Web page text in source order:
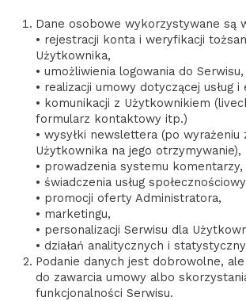
Dane osobowe wykorzystywane są
• rejestracji konta i weryfikacji
Użytkownika,
• umożliwienia logowania do Serwisu,
• realizacji umowy dotyczącej usług i
• komunikacji z Użytkownikiem
formularz kontaktowy itp.)
• wysyłki newslettera (po wyrażeniu
Użytkownika na jego otrzymywanie),
• prowadzenia systemu komentarzy,
• świadczenia usług
• promocji oferty Administratora,
• marketingu,
• personalizacji Serwisu dla
• działań analitycznych i
Podanie danych jest dobrowolne,
do zawarcia umowy albo
funkcjonalności Serwisu.